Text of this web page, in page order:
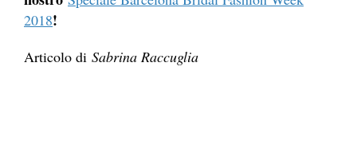
2018!
Articolo di Sabrina Raccuglia